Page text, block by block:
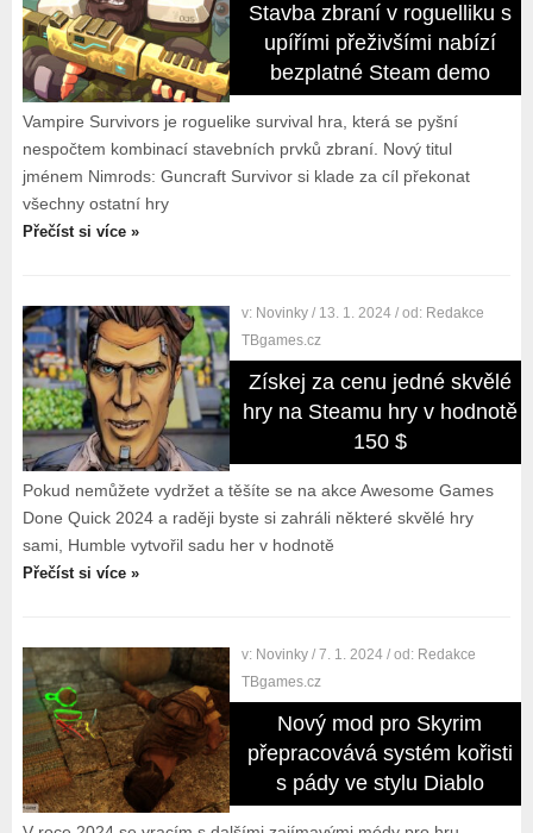
Stavba zbraní v roguelliku s
upířími přeživšími nabízí
bezplatné Steam demo
Vampire Survivors je roguelike survival hra, která se pyšní
nespočtem kombinací stavebních prvků zbraní. Nový titul
jménem Nimrods: Guncraft Survivor si klade za cíl překonat
všechny ostatní hry
Přečíst si více »
v: Novinky / 13. 1. 2024 / od: Redakce
TBgames.cz
Získej za cenu jedné skvělé
hry na Steamu hry v hodnotě
150 $
Pokud nemůžete vydržet a těšíte se na akce Awesome Games
Done Quick 2024 a raději byste si zahráli některé skvělé hry
sami, Humble vytvořil sadu her v hodnotě
Přečíst si více »
v: Novinky / 7. 1. 2024 / od: Redakce
TBgames.cz
Nový mod pro Skyrim
přepracovává systém kořisti
s pády ve stylu Diablo